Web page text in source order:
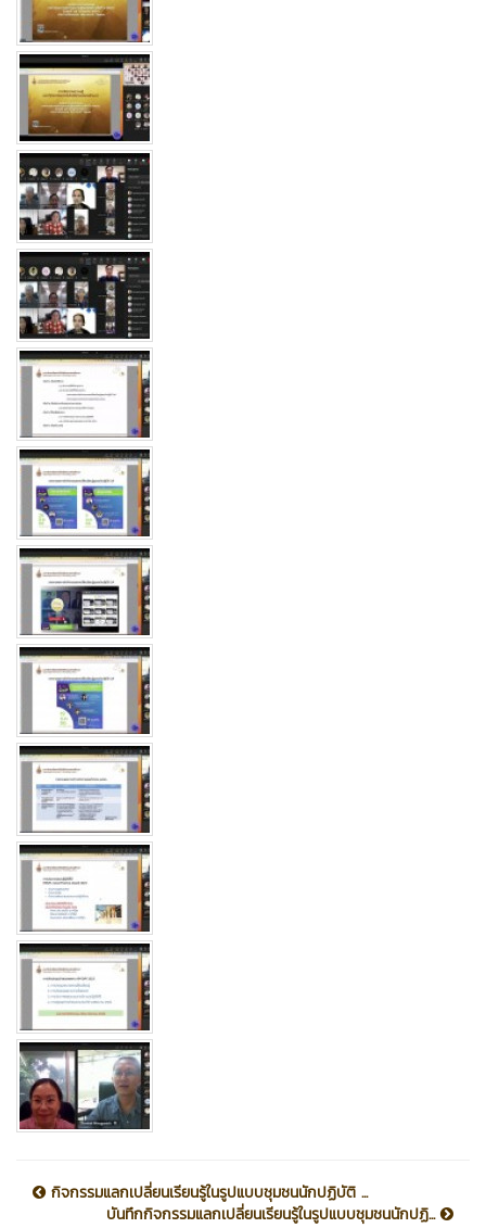
กิจกรรมแลกเปลี่ยนเรียนรู้ในรูปแบบชุมชนนักปฏิบัติ ...
บันทึกกิจกรรมแลกเปลี่ยนเรียนรู้ในรูปแบบชุมชนนักปฏิ...